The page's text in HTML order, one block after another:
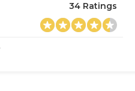
34 Ratings